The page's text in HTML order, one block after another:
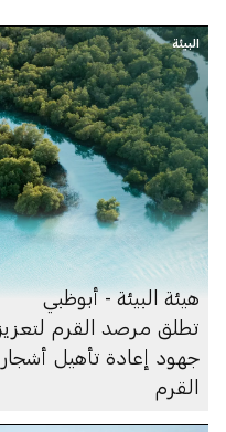
البيئة
هيئة البيئة - أبوظبي
تطلق مرصد القرم لتعزيز
جهود إعادة تأهيل أشجار
القرم